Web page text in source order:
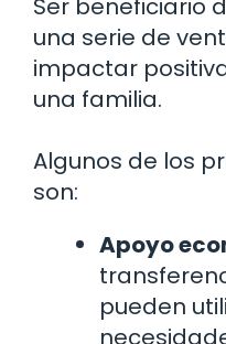
Ser beneficiario
una serie de
impactar
una familia.
Algunos de los
son:
Apoyo
pueden